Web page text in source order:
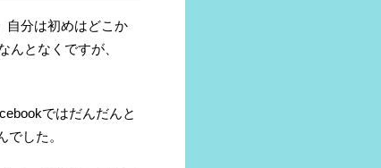
自分は初めはどこか
んとなくですが、
ではだんだんと
した。